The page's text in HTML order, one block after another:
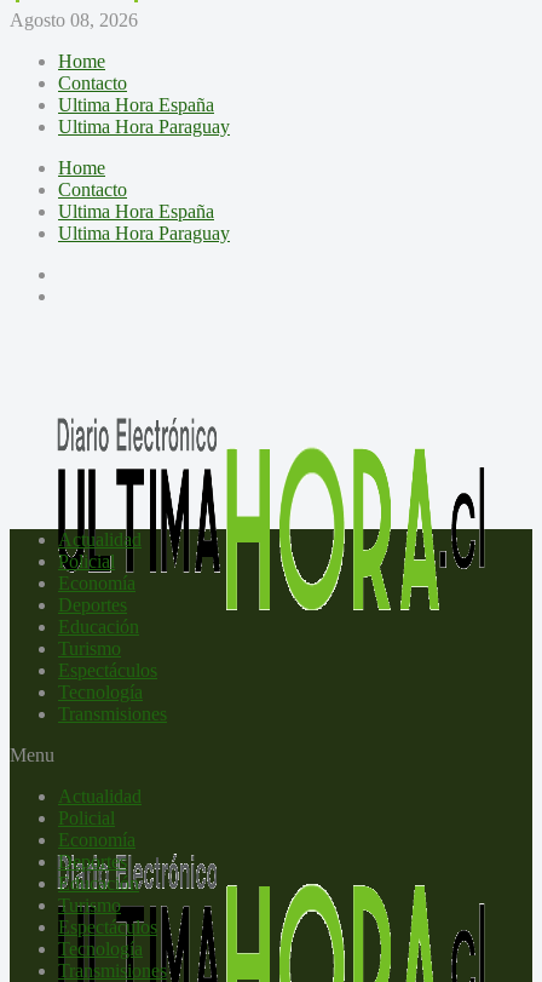
Agosto 08, 2026
Home
Contacto
Ultima Hora España
Ultima Hora Paraguay
Home
Contacto
Ultima Hora España
Ultima Hora Paraguay
Actualidad
Policial
Economía
Deportes
Educación
Turismo
Espectáculos
Tecnología
Transmisiones
Menu
Actualidad
Policial
Economía
Deportes
Educación
Turismo
Espectáculos
Tecnología
Transmisiones